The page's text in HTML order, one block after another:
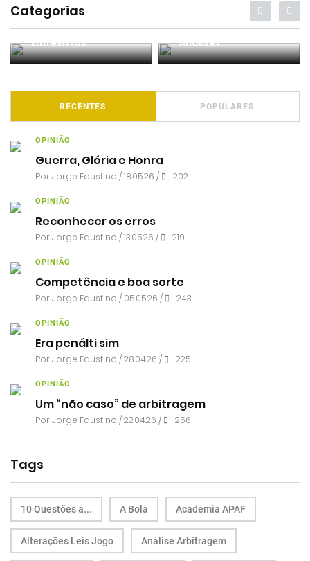
Categorias
Entrevistas Análises
RECENTES POPULARES
OPINIÃO
Guerra, Glória e Honra
PorJorge Faustino / 18.05.26 / 202
OPINIÃO
Reconhecer os erros
PorJorge Faustino / 13.05.26 / 219
OPINIÃO
Competência e boa sorte
PorJorge Faustino / 05.05.26 / 243
OPINIÃO
Era penálti sim
PorJorge Faustino / 28.04.26 / 225
OPINIÃO
Um “não caso” de arbitragem
PorJorge Faustino / 22.04.26 / 256
Tags
10 Questões a... A Bola Academia APAF
Alterações Leis Jogo Análise Arbitragem